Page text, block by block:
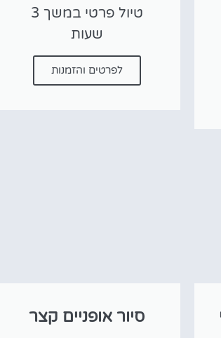
טיול פרטי במשך 3
שעות
לפרטים והזמנות
סיור אופניים קצר